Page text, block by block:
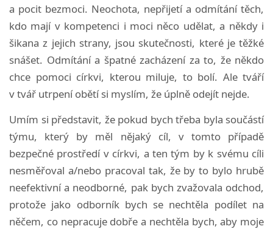
a pocit bezmoci. Neochota, nepřijetí a odmítání těch,
kdo mají v kompetenci i moci něco udělat, a někdy i
šikana z jejich strany, jsou skutečnosti, které je těžké
snášet. Odmítání a špatné zacházení za to, že někdo
chce pomoci církvi, kterou miluje, to bolí. Ale tváří
v tvář utrpení obětí si myslím, že úplně odejít nejde.
Umím si představit, že pokud bych třeba byla součástí
týmu, který by měl nějaký cíl, v tomto případě
bezpečné prostředí v církvi, a ten tým by k svému cíli
nesměřoval a/nebo pracoval tak, že by to bylo hrubě
neefektivní a neodborné, pak bych zvažovala odchod,
protože jako odborník bych se nechtěla podílet na
něčem, co nepracuje dobře a nechtěla bych, aby moje